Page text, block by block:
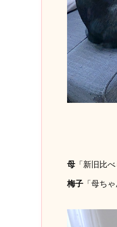
母「新旧比べ
梅子「母ち